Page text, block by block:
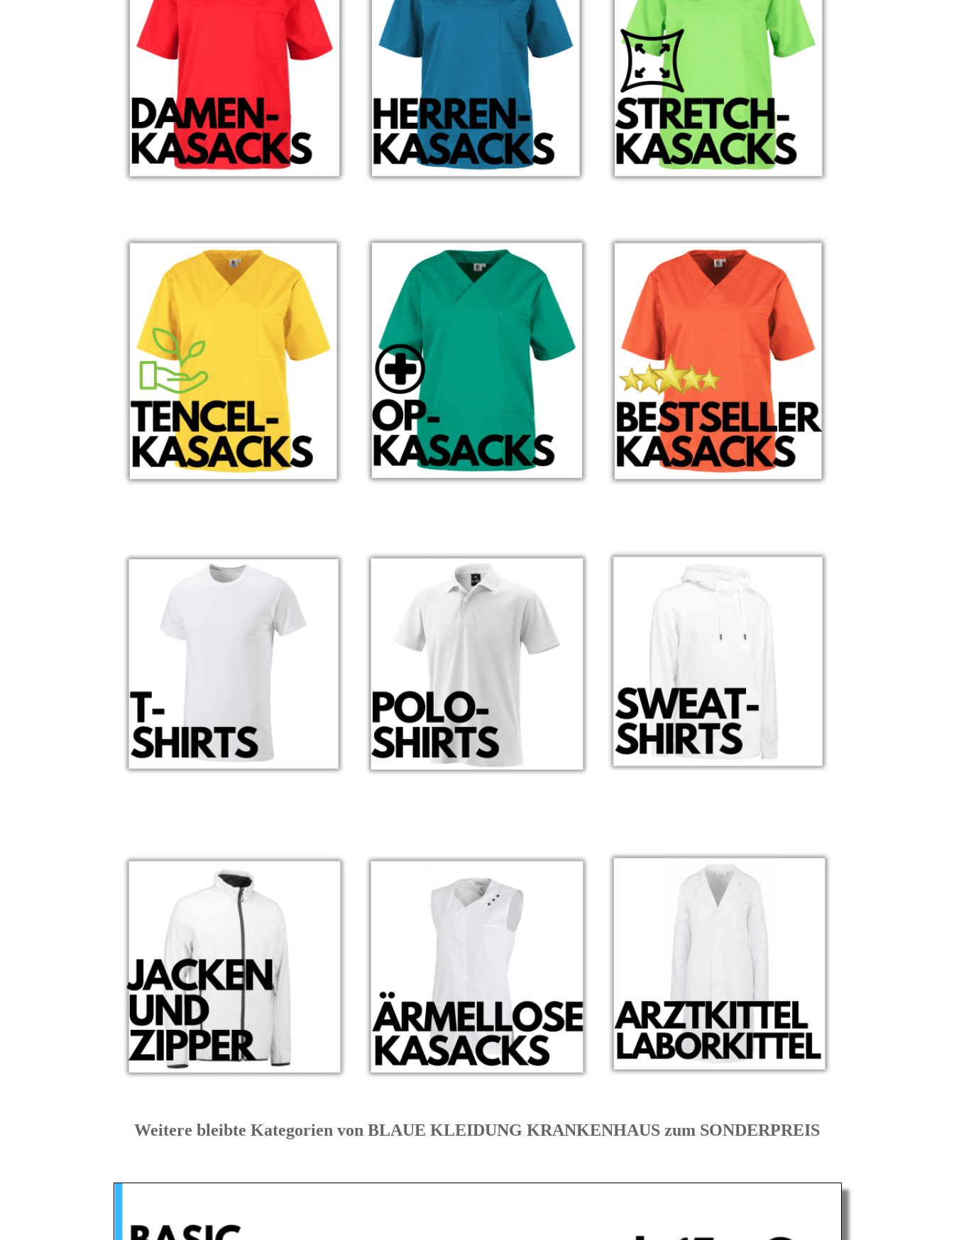
Weitere bleibte Kategorien von BLAUE KLEIDUNG KRANKENHAUS zum SONDERPREIS